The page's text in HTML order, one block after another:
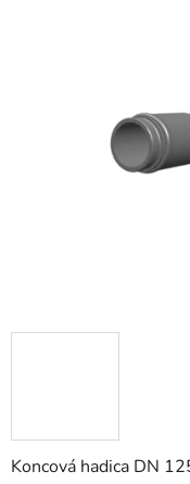
Koncová hadica DN